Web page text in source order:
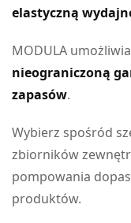
elastyczną
MODULA umożliwia
nieograniczoną
zapasów.
Wybierz spośród
zbiorników
pompowania
produktów.